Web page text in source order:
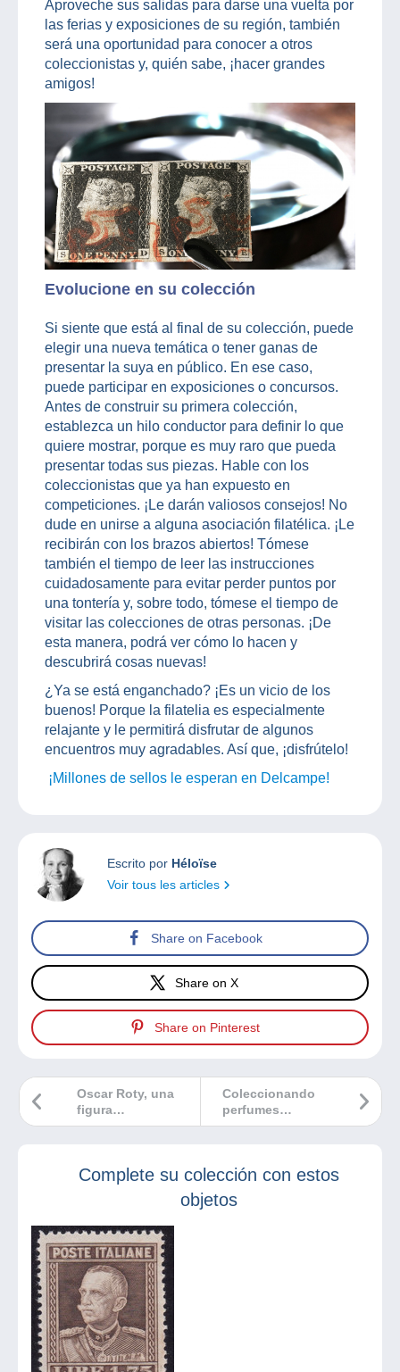
Aproveche sus salidas para darse una vuelta por
las ferias y exposiciones de su región, también
será una oportunidad para conocer a otros
coleccionistas y, quién sabe, ¡hacer grandes
amigos!
Evolucione en su colección
Si siente que está al final de su colección, puede
elegir una nueva temática o tener ganas de
presentar la suya en público. En ese caso,
puede participar en exposiciones o concursos.
Antes de construir su primera colección,
establezca un hilo conductor para definir lo que
quiere mostrar, porque es muy raro que pueda
presentar todas sus piezas. Hable con los
coleccionistas que ya han expuesto en
competiciones. ¡Le darán valiosos consejos! No
dude en unirse a alguna asociación filatélica. ¡Le
recibirán con los brazos abiertos! Tómese
también el tiempo de leer las instrucciones
cuidadosamente para evitar perder puntos por
una tontería y, sobre todo, tómese el tiempo de
visitar las colecciones de otras personas. ¡De
esta manera, podrá ver cómo lo hacen y
descubrirá cosas nuevas!
¿Ya se está enganchado? ¡Es un vicio de los
buenos! Porque la filatelia es especialmente
relajante y le permitirá disfrutar de algunos
encuentros muy agradables. Así que, ¡disfrútelo!
¡Millones de sellos le esperan en Delcampe!
Escrito por Héloïse
Voir tous les articles
Share on Facebook
Share on X
Share on Pinterest
Coleccionando
perfumes…
Oscar Roty, una
figura
emblemática de
Complete su colección con estos
objetos